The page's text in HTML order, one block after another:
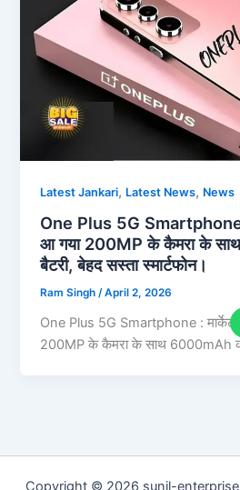
Latest Jankari, Latest News, News
One Plus 5G Smartphone
आ गया 200MP के कैमरा के
बैटरी, बेहद सस्ता स्मार्टफोन।
Ram Singh/April 2, 2026
One Plus 5G Smartphone :
200MP के कैमरा के साथ 6000mAh
Copyright © 2026 sunil-